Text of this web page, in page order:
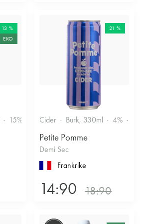
13 %
EKO
15% Annan likör
21 %
Cider Burk, 330ml 4%
Petite Pomme
Demi Sec
Frankrike
14:90 18:90